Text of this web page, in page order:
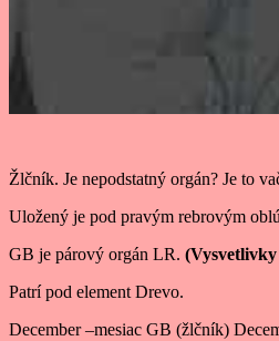
Žlčník. Je nepodstatný orgán? Je to
Uložený je pod pravým rebrovým
GB je párový orgán LR.
Patrí pod element Drevo.
December –mesiac GB (žlčník)